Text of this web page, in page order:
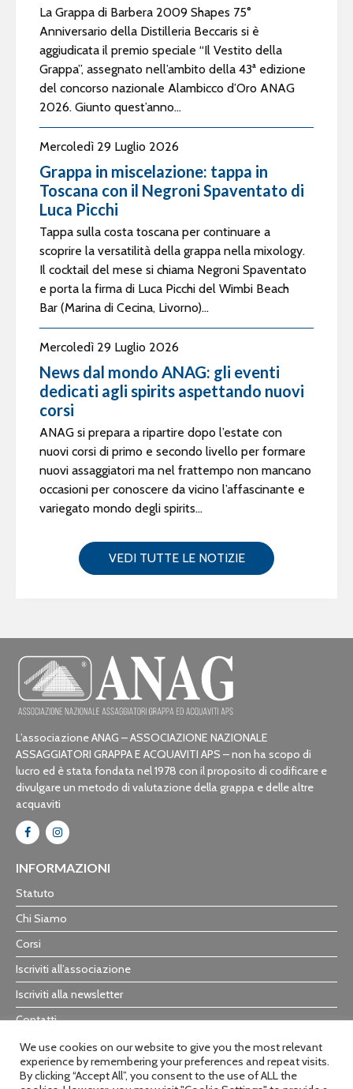
La Grappa di Barbera 2009 Shapes 75°
Anniversario della Distilleria Beccaris si è
aggiudicata il premio speciale “Il Vestito della
Grappa”, assegnato nell’ambito della 43ª edizione
del concorso nazionale Alambicco d’Oro ANAG
2026. Giunto quest’anno...
Mercoledì 29 Luglio 2026
Grappa in miscelazione: tappa in
Toscana con il Negroni Spaventato di
Luca Picchi
Tappa sulla costa toscana per continuare a
scoprire la versatilità della grappa nella mixology.
Il cocktail del mese si chiama Negroni Spaventato
e porta la firma di Luca Picchi del Wimbi Beach
Bar (Marina di Cecina, Livorno)...
Mercoledì 29 Luglio 2026
News dal mondo ANAG: gli eventi
dedicati agli spirits aspettando nuovi
corsi
ANAG si prepara a ripartire dopo l’estate con
nuovi corsi di primo e secondo livello per formare
nuovi assaggiatori ma nel frattempo non mancano
occasioni per conoscere da vicino l’affascinante e
variegato mondo degli spirits...
VEDI TUTTE LE NOTIZIE
L’associazione ANAG – ASSOCIAZIONE NAZIONALE
ASSAGGIATORI GRAPPA E ACQUAVITI APS – non ha scopo di
lucro ed è stata fondata nel 1978 con il proposito di codificare e
divulgare un metodo di valutazione della grappa e delle altre
acquaviti
INFORMAZIONI
Statuto
Chi Siamo
Corsi
Iscriviti all’associazione
Iscriviti alla newsletter
Contatti
Trasparenza
We use cookies on our website to give you the most relevant
experience by remembering your preferences and repeat visits.
By clicking “Accept All”, you consent to the use of ALL the